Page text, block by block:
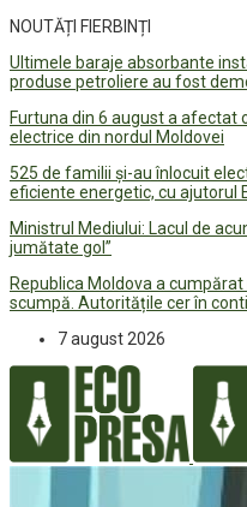
NOUTĂȚI FIERBINȚI
Ultimele baraje absorbante
produse petroliere au fost
Furtuna din 6 august a afectat
electrice din nordul Moldovei
525 de familii și-au înlocuit
eficiente energetic, cu ajutorul
Ministrul Mediului: Lacul de
jumătate gol”
Republica Moldova a
scumpă. Autoritățile cer în
7 august 2026